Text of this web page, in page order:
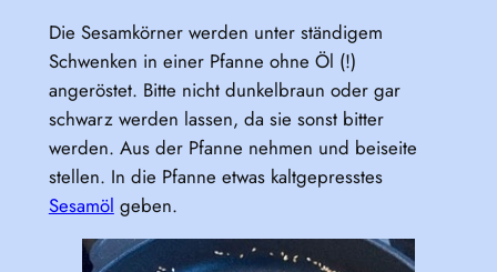
Die Sesamkörner werden unter ständigem
Schwenken in einer Pfanne ohne Öl (!)
angeröstet. Bitte nicht dunkelbraun oder gar
schwarz werden lassen, da sie sonst bitter
werden. Aus der Pfanne nehmen und beiseite
stellen. In die Pfanne etwas kaltgepresstes
Sesamöl geben.